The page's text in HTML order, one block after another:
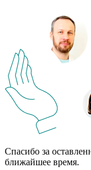
Спасибо за
ближайшее время.